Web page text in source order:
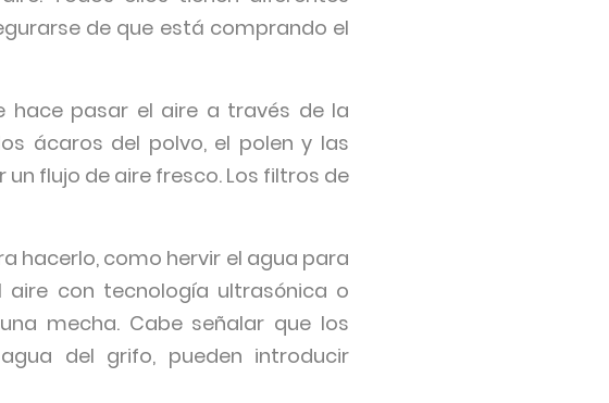
de que está comprando el
hace pasar el aire a través de la
ácaros del polvo, el polen y las
flujo de aire fresco. Los filtros de
hacerlo, como hervir el agua para
con tecnología ultrasónica o
mecha. Cabe señalar que los
del grifo, pueden introducir